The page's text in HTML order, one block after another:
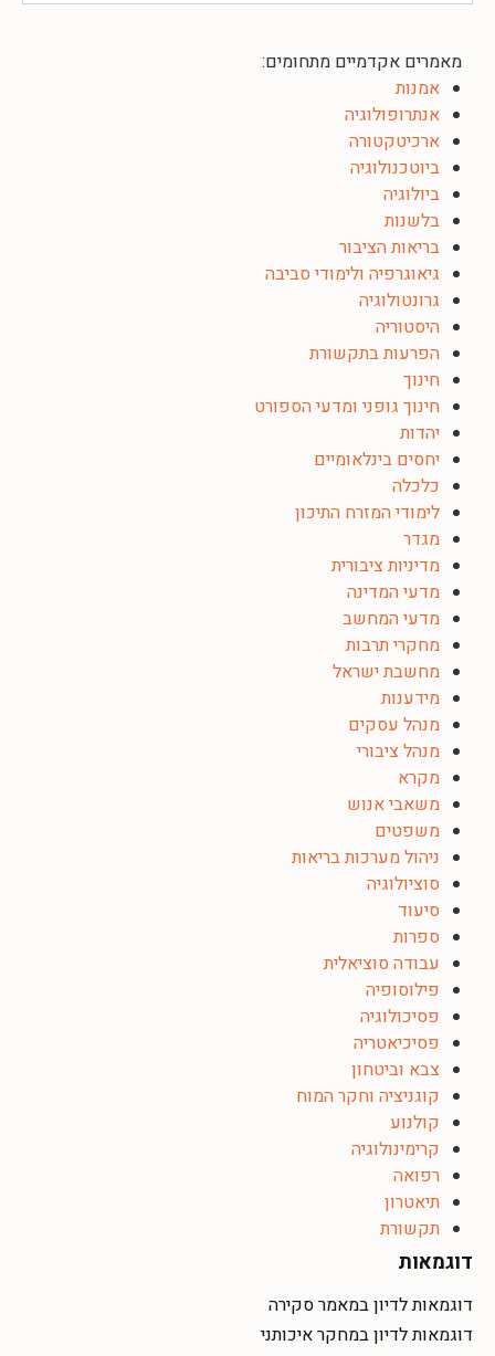
מאמרים אקדמיים מתחומים:
אמנות
אנתרופולוגיה
ארכיטקטורה
ביוטכנולוגיה
ביולוגיה
בלשנות
בריאות הציבור
גיאוגרפיה ולימודי סביבה
גרונטולוגיה
היסטוריה
הפרעות בתקשורת
חינוך
חינוך גופני ומדעי הספורט
יהדות
יחסים בינלאומיים
כלכלה
לימודי המזרח התיכון
מגדר
מדיניות ציבורית
מדעי המדינה
מדעי המחשב
מחקרי תרבות
מחשבת ישראל
מידענות
מנהל עסקים
מנהל ציבורי
מקרא
משאבי אנוש
משפטים
ניהול מערכות בריאות
סוציולוגיה
סיעוד
ספרות
עבודה סוציאלית
פילוסופיה
פסיכולוגיה
פסיכיאטריה
צבא וביטחון
קוגניציה וחקר המוח
קולנוע
קרימינולוגיה
רפואה
תיאטרון
תקשורת
דוגמאות
דוגמאות לדיון במאמר סקירה
דוגמאות לדיון במחקר איכותני